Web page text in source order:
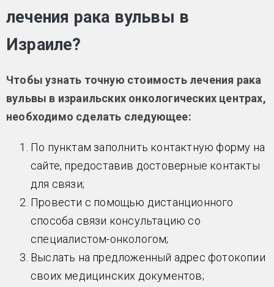
лечения рака вульвы в
Израиле?
Чтобы узнать точную стоимость лечения рака
вульвы в израильских онкологических центрах,
необходимо сделать следующее:
По пунктам заполнить контактную форму на
сайте, предоставив достоверные контакты
для связи;
Провести с помощью дистанционного
способа связи консультацию со
специалистом-онкологом;
Выслать на предложенный адрес фотокопии
своих медицинских документов;